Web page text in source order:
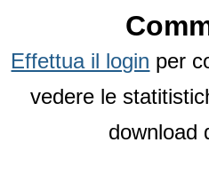
Effettua il login per
vedere le
download